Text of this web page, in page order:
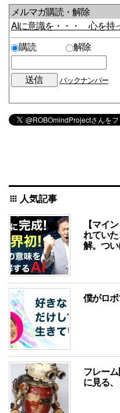
メルマガ購読・解除
AIに意識を・・・ 心を持
購読
解除
バックナンバー
apps 人気記事
【マイ
れてい
解。つい
僕がロ
フレー
に見る